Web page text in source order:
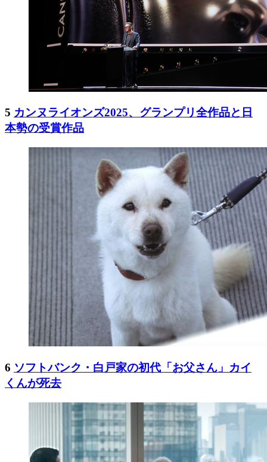
5 カンヌライオンズ2025、グランプリ全作品と日
本勢の受賞作品
6 ソフトバンク・白戸家の初代「お父さん」カイ
くんが死去